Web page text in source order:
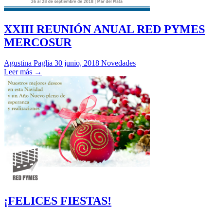
XXIII REUNIÓN ANUAL RED PYMES
MERCOSUR
Agustina Paglia 30 junio, 2018 Novedades
Leer más →
¡FELICES FIESTAS!